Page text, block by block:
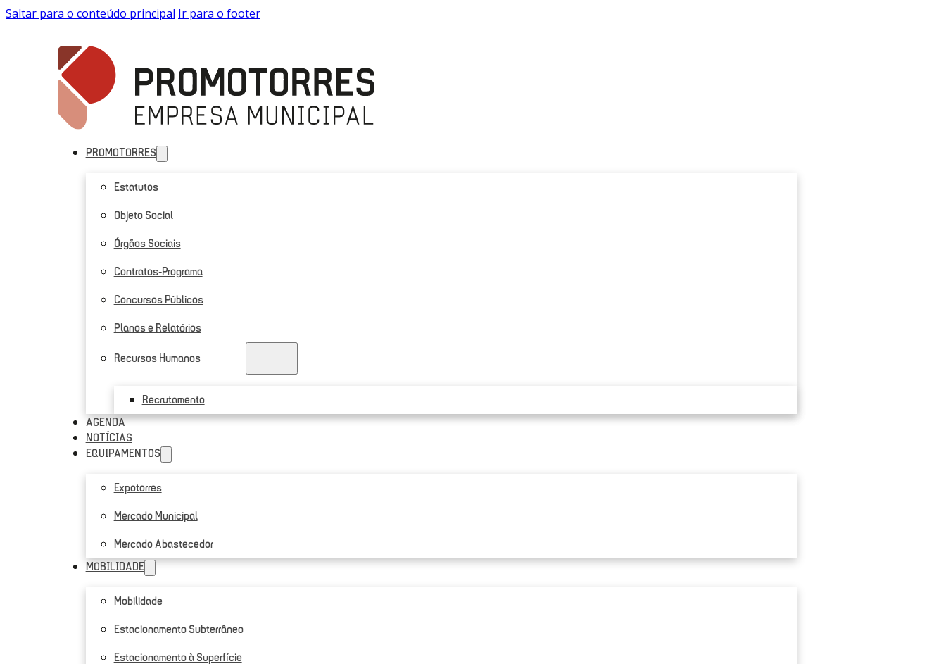
Saltar para o conteúdo principal Ir para o footer
PROMOTORRES
Estatutos
Objeto Social
Órgãos Sociais
Contratos-Programa
Concursos Públicos
Planos e Relatórios
Recursos Humanos
Recrutamento
AGENDA
NOTÍCIAS
EQUIPAMENTOS
Expotorres
Mercado Municipal
Mercado Abastecedor
MOBILIDADE
Mobilidade
Estacionamento Subterrâneo
Estacionamento à Superfície